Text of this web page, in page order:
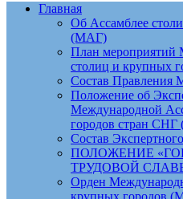
Главная
Об Ассамблее
(МАГ)
План мероприятий
столиц и крупных
Состав Правления
Положение об
Международной
городов стран
Состав
ПОЛОЖЕНИЕ
ТРУДОВОЙ
Орден
крупных городов